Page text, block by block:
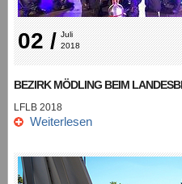
02 / Juli
2018
BEZIRK MÖDLING BEIM
LFLB 2018
Weiterlesen